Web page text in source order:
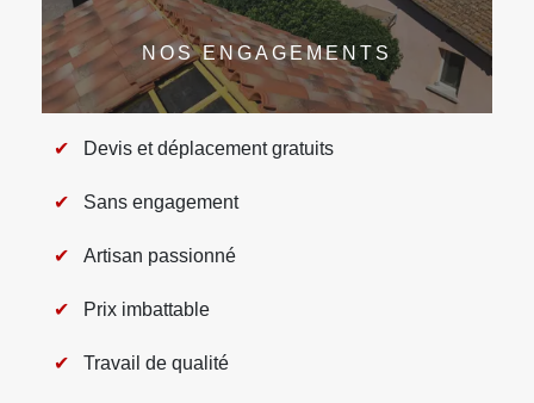
NOS ENGAGEMENTS
Devis et déplacement gratuits
Sans engagement
Artisan passionné
Prix imbattable
Travail de qualité